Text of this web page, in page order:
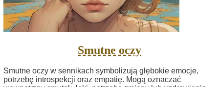
Smutne oczy
Smutne oczy w sennikach symbolizują głębokie emocje,
potrzebę introspekcji oraz empatię. Mogą oznaczać